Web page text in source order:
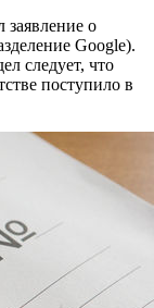
о
Google).
следует, что
поступило в